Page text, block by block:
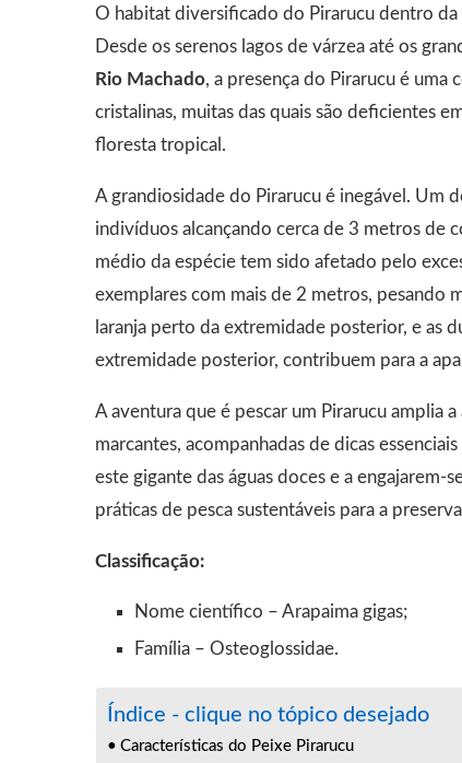
O habitat diversificado do Pirarucu dentro da
Desde os serenos lagos de várzea até os
Rio Machado, a presença do Pirarucu é uma
cristalinas, muitas das quais são deficientes
floresta tropical.
A grandiosidade do Pirarucu é inegável. Um
indivíduos alcançando cerca de 3 metros de
médio da espécie tem sido afetado pelo
exemplares com mais de 2 metros, pesando
laranja perto da extremidade posterior, e as
extremidade posterior, contribuem para a
A aventura que é pescar um Pirarucu amplia
marcantes, acompanhadas de dicas
este gigante das águas doces e a
práticas de pesca sustentáveis para a
Classificação:
Nome científico – Arapaima gigas;
Família – Osteoglossidae.
Índice - clique no tópico desejado
Características do Peixe Pirarucu